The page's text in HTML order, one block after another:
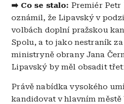
➡️ Co se stalo: Premiér Petr
oznámil, že Lipavský v
volbách doplní pražskou
Spolu, a to jako nestraník za
ministryně obrany Jana
Lipavský by měl obsadit
Právě nabídka vysokého
kandidovat v hlavním